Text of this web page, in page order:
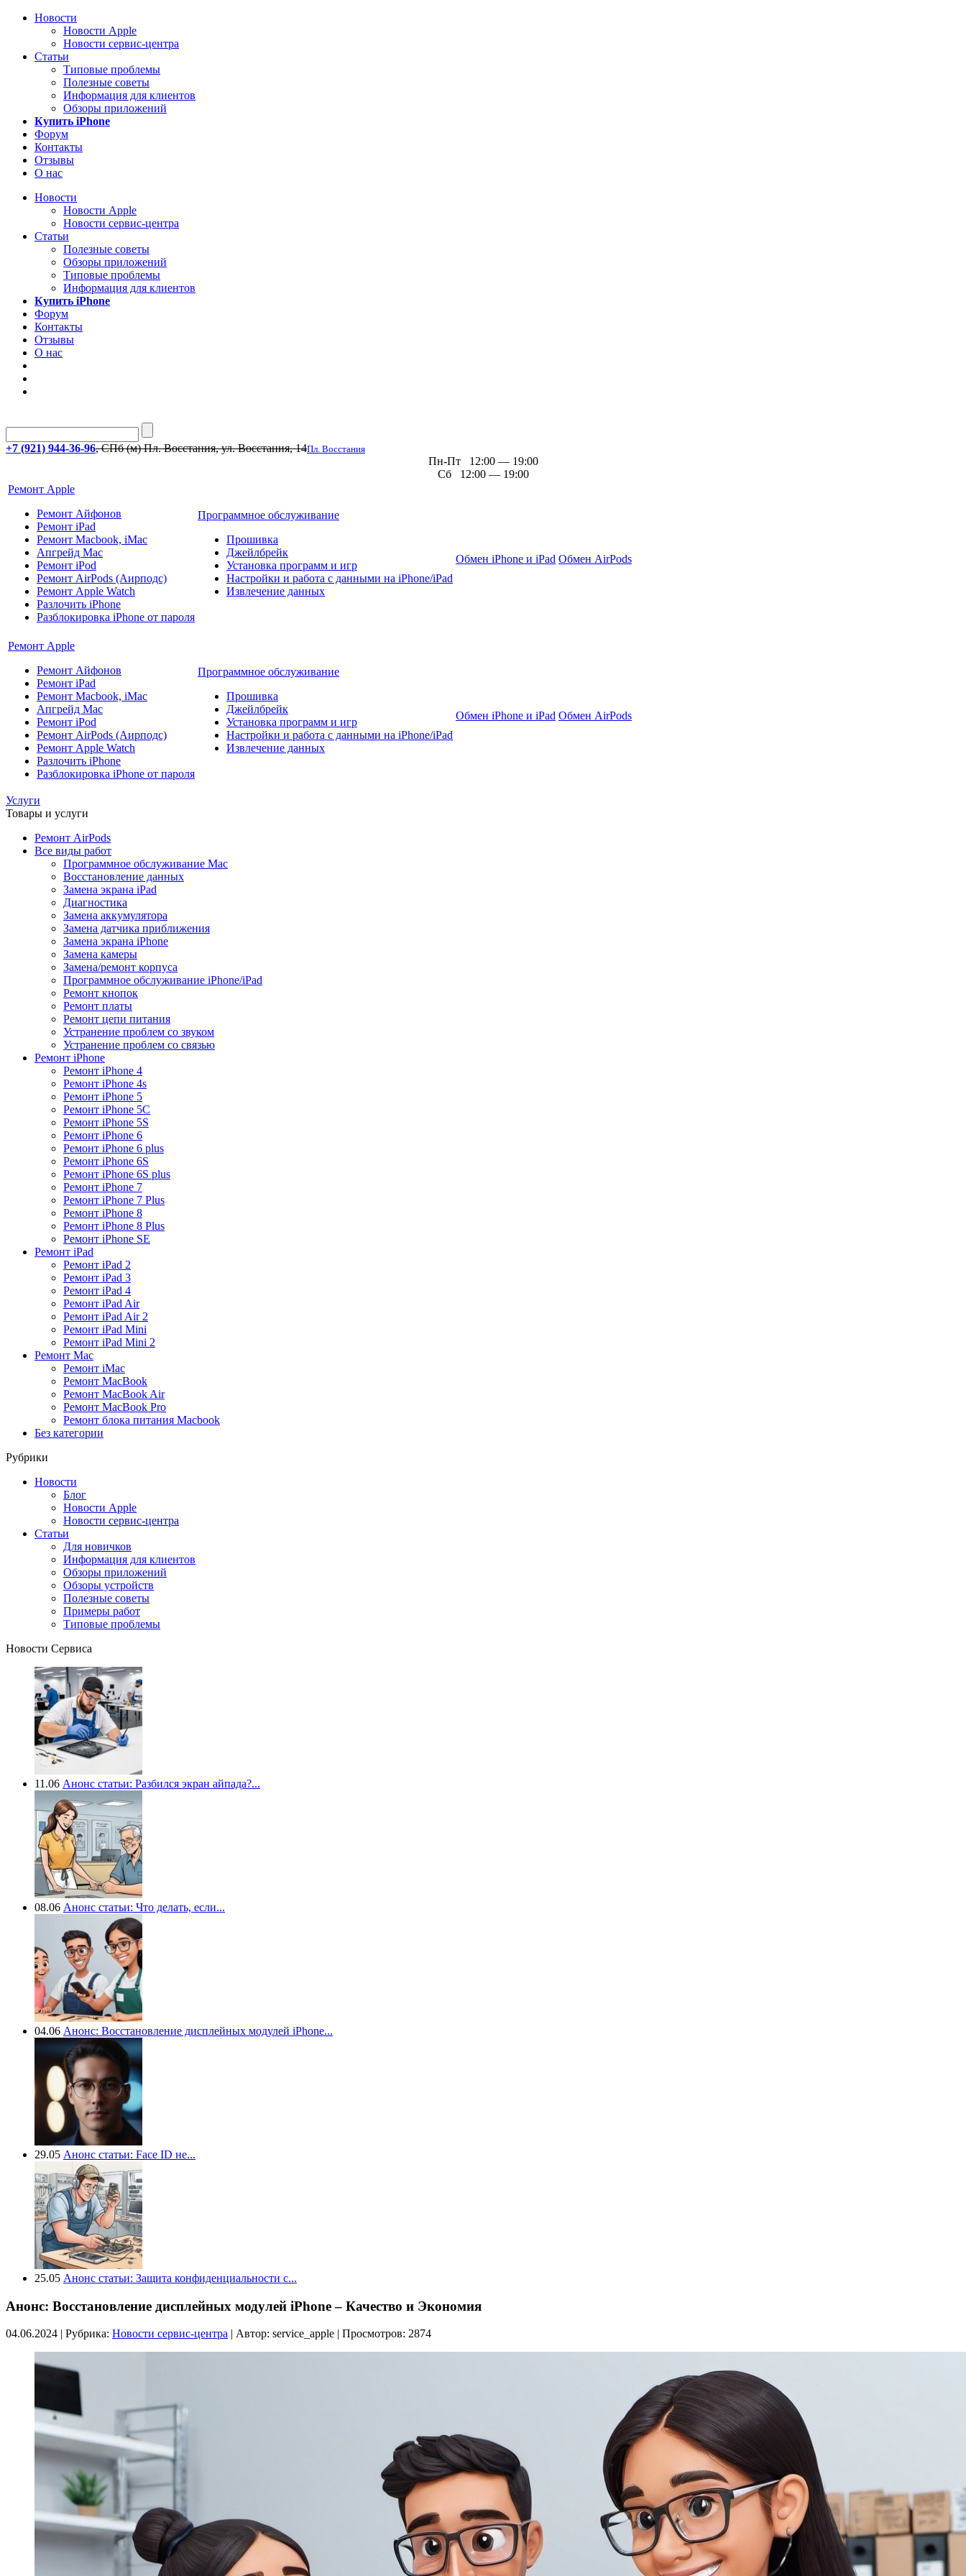
Новости
Новости Apple
Новости сервис-центра
Статьи
Типовые проблемы
Полезные советы
Информация для клиентов
Обзоры приложений
Купить iPhone
Форум
Контакты
Отзывы
О нас
Новости
Новости Apple
Новости сервис-центра
Статьи
Полезные советы
Обзоры приложений
Типовые проблемы
Информация для клиентов
Купить iPhone
Форум
Контакты
Отзывы
О нас
+7 (921) 944-36-96, СПб (м) Пл. Восстания, ул. Восстания, 14Пл. Восстания
Пн-Пт 12:00 — 19:00
Сб 12:00 — 19:00
Ремонт Apple
Ремонт Айфонов
Ремонт iPad
Ремонт Macbook, iMac
Апгрейд Mac
Ремонт iPod
Ремонт AirPods (Аирподс)
Ремонт Apple Watch
Разлочить iPhone
Разблокировка iPhone от пароля
Программное обслуживание
Прошивка
Джейлбрейк
Установка программ и игр
Настройки и работа с данными на iPhone/iPad
Извлечение данных
Обмен iPhone и iPad Обмен AirPods
Ремонт Apple
Ремонт Айфонов
Ремонт iPad
Ремонт Macbook, iMac
Апгрейд Mac
Ремонт iPod
Ремонт AirPods (Аирподс)
Ремонт Apple Watch
Разлочить iPhone
Разблокировка iPhone от пароля
Программное обслуживание
Прошивка
Джейлбрейк
Установка программ и игр
Настройки и работа с данными на iPhone/iPad
Извлечение данных
Обмен iPhone и iPad Обмен AirPods
Услуги
Товары и услуги
Ремонт AirPods
Все виды работ
Программное обслуживание Mac
Восстановление данных
Замена экрана iPad
Диагностика
Замена аккумулятора
Замена датчика приближения
Замена экрана iPhone
Замена камеры
Замена/ремонт корпуса
Программное обслуживание iPhone/iPad
Ремонт кнопок
Ремонт платы
Ремонт цепи питания
Устранение проблем со звуком
Устранение проблем со связью
Ремонт iPhone
Ремонт iPhone 4
Ремонт iPhone 4s
Ремонт iPhone 5
Ремонт iPhone 5C
Ремонт iPhone 5S
Ремонт iPhone 6
Ремонт iPhone 6 plus
Ремонт iPhone 6S
Ремонт iPhone 6S plus
Ремонт iPhone 7
Ремонт iPhone 7 Plus
Ремонт iPhone 8
Ремонт iPhone 8 Plus
Ремонт iPhone SE
Ремонт iPad
Ремонт iPad 2
Ремонт iPad 3
Ремонт iPad 4
Ремонт iPad Air
Ремонт iPad Air 2
Ремонт iPad Mini
Ремонт iPad Mini 2
Ремонт Mac
Ремонт iMac
Ремонт MacBook
Ремонт MacBook Air
Ремонт MacBook Pro
Ремонт блока питания Macbook
Без категории
Рубрики
Новости
Блог
Новости Apple
Новости сервис-центра
Статьи
Для новичков
Информация для клиентов
Обзоры приложений
Обзоры устройств
Полезные советы
Примеры работ
Типовые проблемы
Новости Сервиса
11.06 Анонс статьи: Разбился экран айпада?...
08.06 Анонс статьи: Что делать, если...
04.06 Анонс: Восстановление дисплейных модулей iPhone...
29.05 Анонс статьи: Face ID не...
25.05 Анонс статьи: Защита конфиденциальности с...
Анонс: Восстановление дисплейных модулей iPhone – Качество и Экономия
04.06.2024 | Рубрика: Новости сервис-центра | Автор: service_apple | Просмотров: 2874